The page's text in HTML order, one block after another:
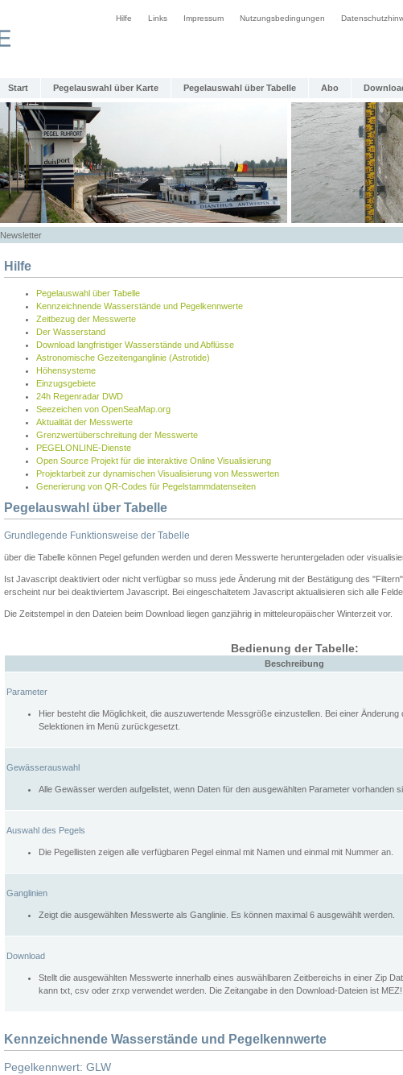
Hilfe Links Impressum Nutzungsbedingungen
Start Pegelauswahl über Karte Pegelauswahl über Tabelle Abo
Newsletter
Hilfe
Pegelauswahl über Tabelle
Kennzeichnende Wasserstände und Pegelkennwerte
Zeitbezug der Messwerte
Der Wasserstand
Download langfristiger Wasserstände und Abflüsse
Astronomische Gezeitenganglinie (Astrotide)
Höhensysteme
Einzugsgebiete
24h Regenradar DWD
Seezeichen von OpenSeaMap.org
Aktualität der Messwerte
Grenzwertüberschreitung der Messwerte
PEGELONLINE-Dienste
Open Source Projekt für die interaktive Online Visualisierung
Projektarbeit zur dynamischen Visualisierung von Messwerten
Generierung von QR-Codes für Pegelstammdatenseiten
Pegelauswahl über Tabelle
Grundlegende Funktionsweise der Tabelle
über die Tabelle können Pegel gefunden werden und deren Messwerte heruntergeladen oder
Ist Javascript deaktiviert oder nicht verfügbar so muss jede Änderung mit der Bestätigung des
erscheint nur bei deaktiviertem Javascript. Bei eingeschaltetem Javascript aktualisieren sich alle
Die Zeitstempel in den Dateien beim Download liegen ganzjährig in mitteleuropäischer Winterzeit vor.
Bedienung der Tabelle:
Beschreibung
Parameter
Hier besteht die Möglichkeit, die auszuwertende Messgröße einzustellen. Bei einer
Selektionen im Menü zurückgesetzt.
Gewässerauswahl
Alle Gewässer werden aufgelistet, wenn Daten für den ausgewählten Parameter vorhanden
Auswahl des Pegels
Die Pegellisten zeigen alle verfügbaren Pegel einmal mit Namen und einmal mit Nummer an.
Ganglinien
Zeigt die ausgewählten Messwerte als Ganglinie. Es können maximal 6 ausgewählt werden.
Download
Stellt die ausgewählten Messwerte innerhalb eines auswählbaren Zeitbereichs in einer Zip
kann txt, csv oder zrxp verwendet werden. Die Zeitangabe in den Download-Dateien ist MEZ!
Kennzeichnende Wasserstände und Pegelkennwerte
Pegelkennwert: GLW